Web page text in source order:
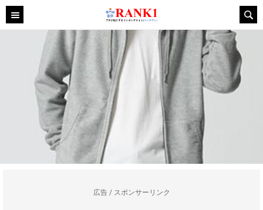
広告 / スポンサーリンク